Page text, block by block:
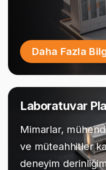
Daha Fazla
Laboratuvar
Mimarlar,
ve müteahhitler
deneyim